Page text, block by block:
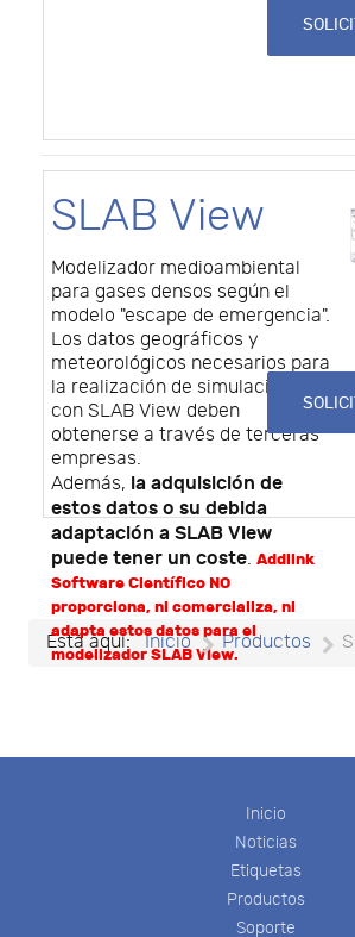
SLAB View
Modelizador medioambiental
para gases densos según el
modelo "escape de emergencia".
Los datos geográficos y
meteorológicos necesarios para
la realización de simulaciones
con SLAB View deben
obtenerse a través de terceras
empresas.
Además, la adquisición de
estos datos o su debida
adaptación a SLAB View
puede tener un coste. Addlink
Software Científico NO
proporciona, ni comercializa, ni
adapta estos datos para el
modelizador SLAB View.
Está aquí: Inicio Productos
Inicio
Noticias
Etiquetas
Productos
Soporte